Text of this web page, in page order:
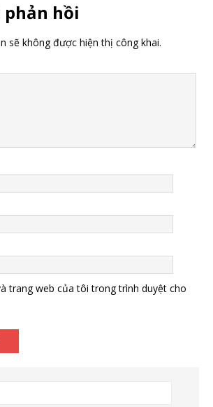
hồi
sẽ không được hiện thị công khai.
trang web của tôi trong trình duyệt cho